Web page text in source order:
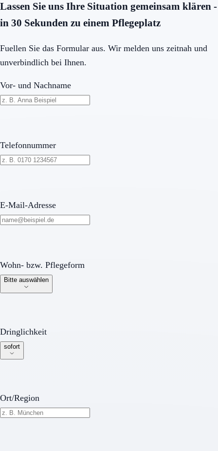
Lassen Sie uns Ihre Situation gemeinsam klären -
in 30 Sekunden zu einem Pflegeplatz
Fuellen Sie das Formular aus. Wir melden uns zeitnah und
unverbindlich bei Ihnen.
Vor- und Nachname
Telefonnummer
E-Mail-Adresse
Wohn- bzw. Pflegeform
Wohn- bzw. Pflegeform
Bitte auswählen
Dringlichkeit
Dringlichkeit
sofort
Ort/Region